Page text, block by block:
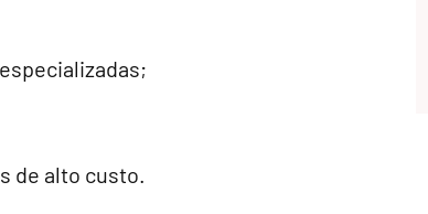
de alto custo.